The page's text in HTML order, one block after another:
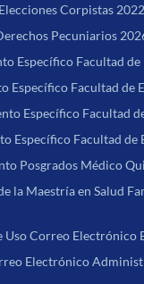
Elecciones Corpistas 2022
Pecuniarios
Específico Facultad
Específico Facultad de
Específico Facultad
Específico Facultad de
Posgrados Médico
la Maestría en Salud
Uso Correo Electrónico
Electrónico